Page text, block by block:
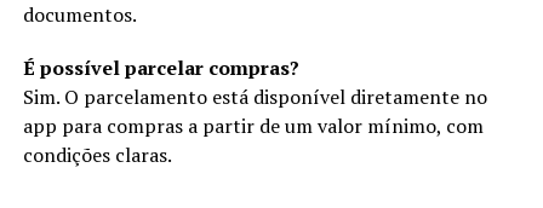
documentos.
É possível parcelar compras?
Sim. O parcelamento está disponível diretamente no
app para compras a partir de um valor mínimo, com
condições claras.